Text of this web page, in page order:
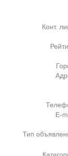
Конт.
E-
Тип